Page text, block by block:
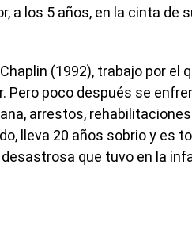
a los 5 años, en la cinta de
(1992), trabajo por el
Pero poco después se
arrestos,
lleva 20 años sobrio y es
que tuvo en la